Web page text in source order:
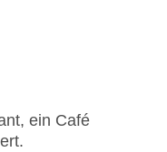
ein Café